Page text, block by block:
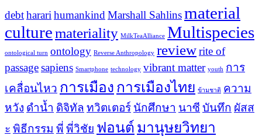
debtharari humankind Marshall Sahlinsmaterial
culturemateriality MilkTeaAlliance Multispecies
ontological turn ontology Reverse Anthropology reviewrite of
passagesapiens Smartphone technology vibrant matter youth การ
เคลื่อนไหว การเมือง การเมืองไทย ข้ามชาติ ความ
หวัง ดำน้ำ ดิจิทัล ทวิตเตอร์ นักศึกษา นาซี บันทึก ผัสส
ะ พิธีกรรม พี่ พี่วิชัย ฟอนต์ มานุษยวิทยา